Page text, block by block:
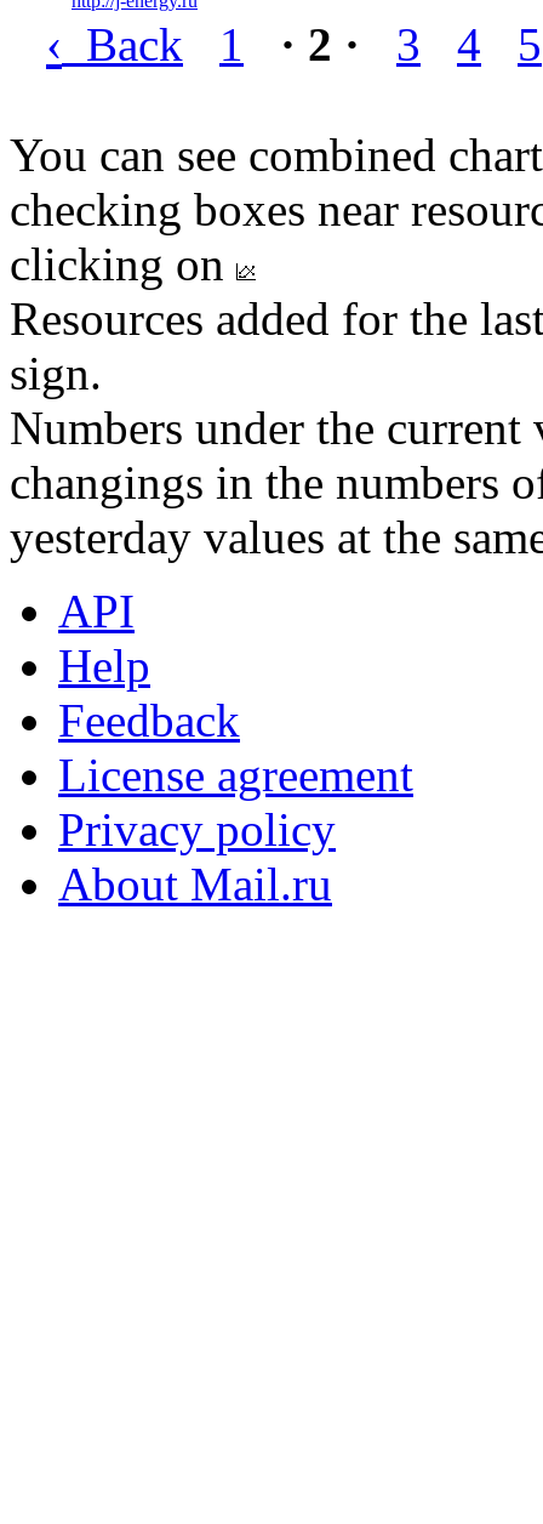
‹ Back 1 · 2 · 3 4 5
You can see combined
checking boxes near
clicking on
Resources added for the
sign.
Numbers under the
changings in the numbers
yesterday values at the
API
Help
Feedback
License agreement
Privacy policy
About Mail.ru